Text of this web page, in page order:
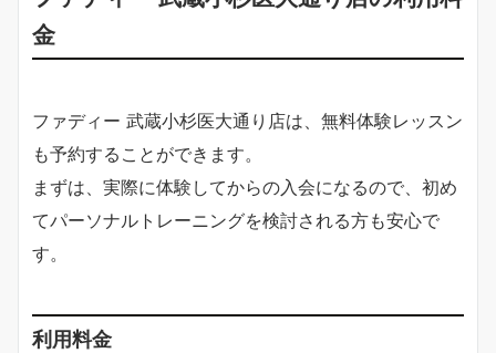
金
ファディー 武蔵小杉医大通り店は、無料体験レッスン
も予約することができます。
まずは、実際に体験してからの入会になるので、初め
てパーソナルトレーニングを検討される方も安心で
す。
利用料金